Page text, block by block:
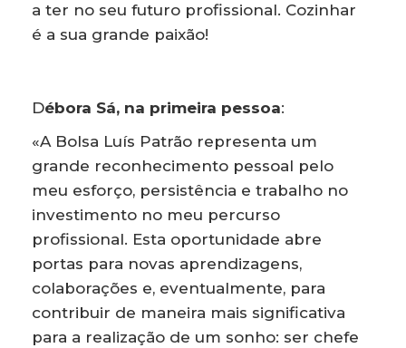
a ter no seu futuro profissional. Cozinhar
é a sua grande paixão!
Débora Sá, na primeira pessoa:
«A Bolsa Luís Patrão representa um
grande reconhecimento pessoal pelo
meu esforço, persistência e trabalho no
investimento no meu percurso
profissional. Esta oportunidade abre
portas para novas aprendizagens,
colaborações e, eventualmente, para
contribuir de maneira mais significativa
para a realização de um sonho: ser chefe